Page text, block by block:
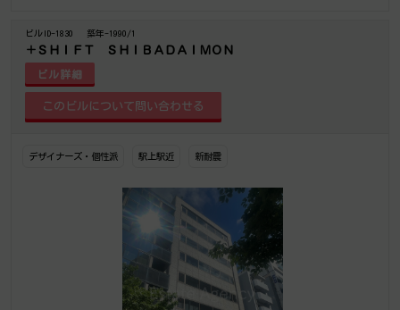
ビルID-1830 築年-1990/1
＋ＳＨＩＦＴ ＳＨＩＢＡＤＡＩＭＯＮ
ビル詳細
デザイナーズ・個性派 駅上駅近 新耐震